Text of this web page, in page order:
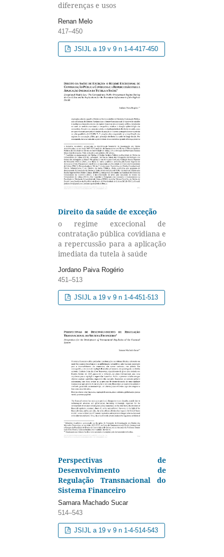
diferenças e usos
Renan Melo
417–450
JSIJL a 19 v 9 n 1-4-417-450
Direito da saúde de exceção
o regime excecional de
contratação pública covidiana e
a repercussão para a aplicação
imediata da tutela à saúde
Jordano Paiva Rogério
451–513
JSIJL a 19 v 9 n 1-4-451-513
Perspectivas de
Desenvolvimento de
Regulação Transnacional do
Sistema Financeiro
Samara Machado Sucar
514–543
JSIJL a 19 v 9 n 1-4-514-543